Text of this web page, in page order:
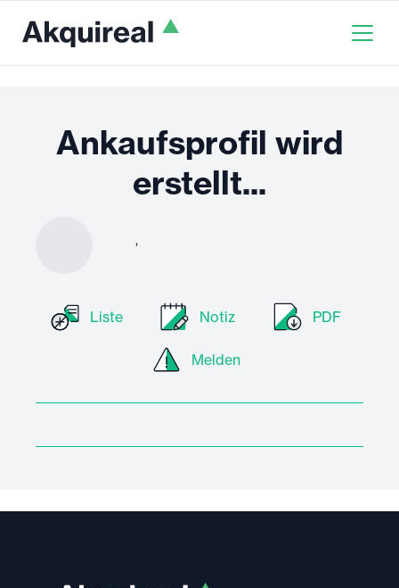
Ankaufsprofil wird
erstellt...
,
Liste Notiz PDF
Melden